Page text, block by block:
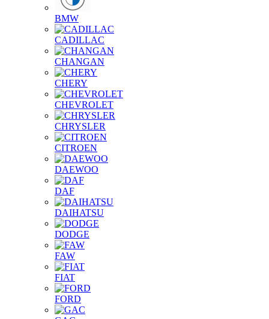
BMW
CADILLAC
CHANGAN
CHERY
CHEVROLET
CHRYSLER
CITROEN
DAEWOO
DAF
DAIHATSU
DODGE
FAW
FIAT
FORD